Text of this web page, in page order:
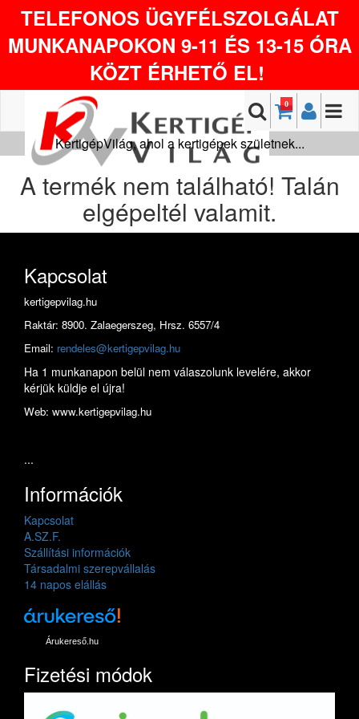
TELEFONOS ÜGYFÉLSZOLGÁLAT
MUNKANAPOKON 9-11 ÉS 13-15 ÓRA
KÖZT ÉRHETŐ EL!
0
KertigépVilág, ahol a kertigépek születnek...
A termék nem található! Talán
elgépeltél valamit.
Kapcsolat
kertigepvilag.hu
Raktár: 8900. Zalaegerszeg, Hrsz. 6557/4
Email: rendeles@kertigepvilag.hu
Ha 1 munkanapon belül nem válaszolunk levelére, akkor
kérjük küldje el újra!
Web: www.kertigepvilag.hu
...
Információk
Kapcsolat
A.SZ.F.
Szállítási információk
Társadalmi szerepvállalás
14 napos elállás
Árukereső.hu
Fizetési módok